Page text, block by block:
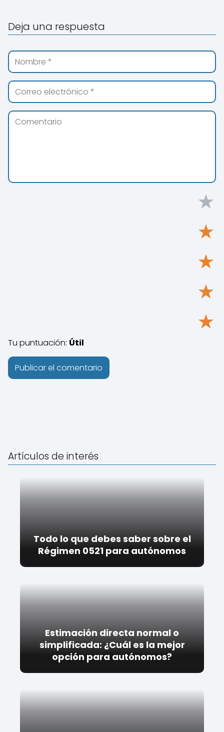
Deja una respuesta
★
★
★
★
★
Tu puntuación: Útil
Artículos de interés
Todo lo que debes saber sobre el
Régimen 0521 para autónomos
Estimación directa normal o
simplificada: ¿Cuál es la mejor
opción para autónomos?